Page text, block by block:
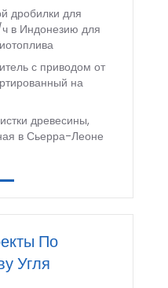
дробилки для
в Индонезию для
с приводом от
на
древесины,
в Сьерра-Леоне
По
Угля